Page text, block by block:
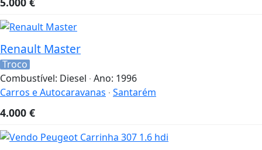
Renault Master
Troco
Combustível: Diesel Ano: 1996
Carros e Autocaravanas Santarém
4.000 €